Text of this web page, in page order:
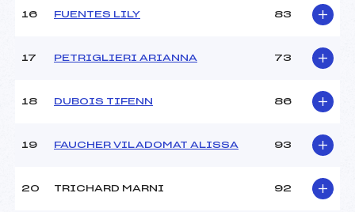
Température départ :
107.7100
U16
16 FUENTES LILY 83
17 PETRIGLIERI ARIANNA 73
18 DUBOIS TIFENN 86
19 FAUCHER VILADOMAT ALISSA 93
20 TRICHARD MARNI 92